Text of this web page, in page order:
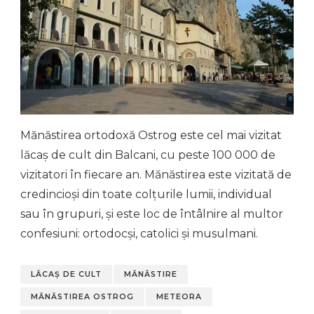
Mănăstirea ortodoxă Ostrog este cel mai vizitat
lăcaș de cult din Balcani, cu peste 100 000 de
vizitatori în fiecare an. Mănăstirea este vizitată de
credincioși din toate colțurile lumii, individual
sau în grupuri, și este loc de întâlnire al multor
confesiuni: ortodocși, catolici și musulmani.
LĂCAȘ DE CULT MĂNĂSTIRE
MĂNĂSTIREA OSTROG METEORA